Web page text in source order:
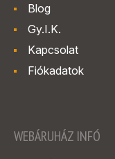
Blog
Gy.I.K.
Kapcsolat
Fiókadatok
WEBÁRUHÁZ INFÓ